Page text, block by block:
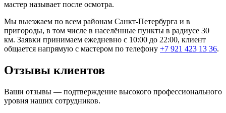
мастер называет после осмотра.
Мы выезжаем по всем районам Санкт-Петербурга и в
пригороды, в том числе в населённые пункты в радиусе 30
км. Заявки принимаем ежедневно с 10:00 до 22:00, клиент
общается напрямую с мастером по телефону +7 921 423 13 36.
Отзывы клиентов
Ваши отзывы — подтверждение высокого профессионального
уровня наших сотрудников.